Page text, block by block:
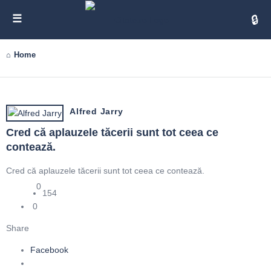
Home
Alfred Jarry
Cred că aplauzele tăcerii sunt tot ceea ce
contează.
Cred că aplauzele tăcerii sunt tot ceea ce contează.
0
154
0
Share
Facebook